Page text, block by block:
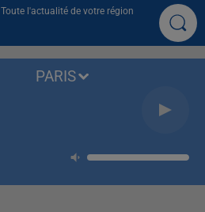
Toute l'actualité de votre région
PARIS